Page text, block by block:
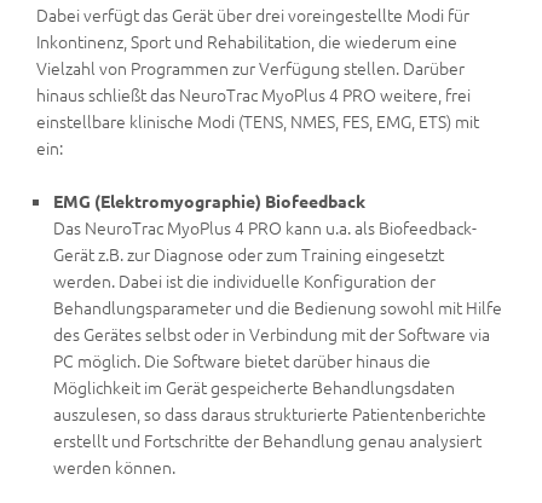
Dabei verfügt das Gerät über drei voreingestellte Modi für
Inkontinenz, Sport und Rehabilitation, die wiederum eine
Vielzahl von Programmen zur Verfügung stellen. Darüber
hinaus schließt das NeuroTrac MyoPlus 4 PRO weitere, frei
einstellbare klinische Modi (TENS, NMES, FES, EMG, ETS) mit
ein:
EMG (Elektromyographie) Biofeedback
Das NeuroTrac MyoPlus 4 PRO kann u.a. als Biofeedback-
Gerät z.B. zur Diagnose oder zum Training eingesetzt
werden. Dabei ist die individuelle Konfiguration der
Behandlungsparameter und die Bedienung sowohl mit Hilfe
des Gerätes selbst oder in Verbindung mit der Software via
PC möglich. Die Software bietet darüber hinaus die
Möglichkeit im Gerät gespeicherte Behandlungsdaten
auszulesen, so dass daraus strukturierte Patientenberichte
erstellt und Fortschritte der Behandlung genau analysiert
werden können.